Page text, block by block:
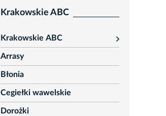
Krakowskie ABC
Krakowskie ABC
rozwiń
Arrasy
Błonia
Cegiełki wawelskie
Dorożki